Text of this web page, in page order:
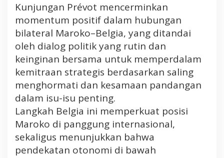
Kunjungan Prévot mencerminkan
momentum positif dalam hubungan
bilateral Maroko–Belgia, yang ditandai
oleh dialog politik yang rutin dan
keinginan bersama untuk memperdalam
kemitraan strategis berdasarkan saling
menghormati dan kesamaan pandangan
dalam isu-isu penting.
Langkah Belgia ini memperkuat posisi
Maroko di panggung internasional,
sekaligus menunjukkan bahwa
pendekatan otonomi di bawah